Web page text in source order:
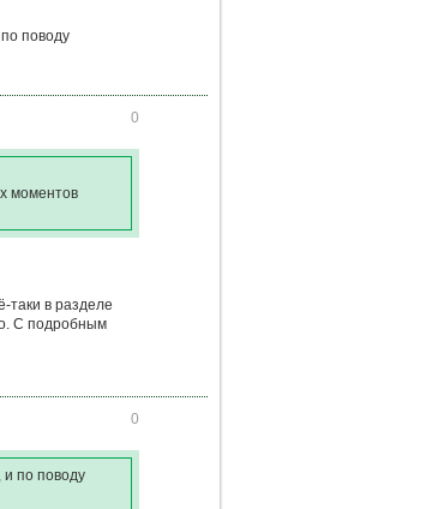
поводу
0
моментов
таки в разделе
С подробным
0
по поводу